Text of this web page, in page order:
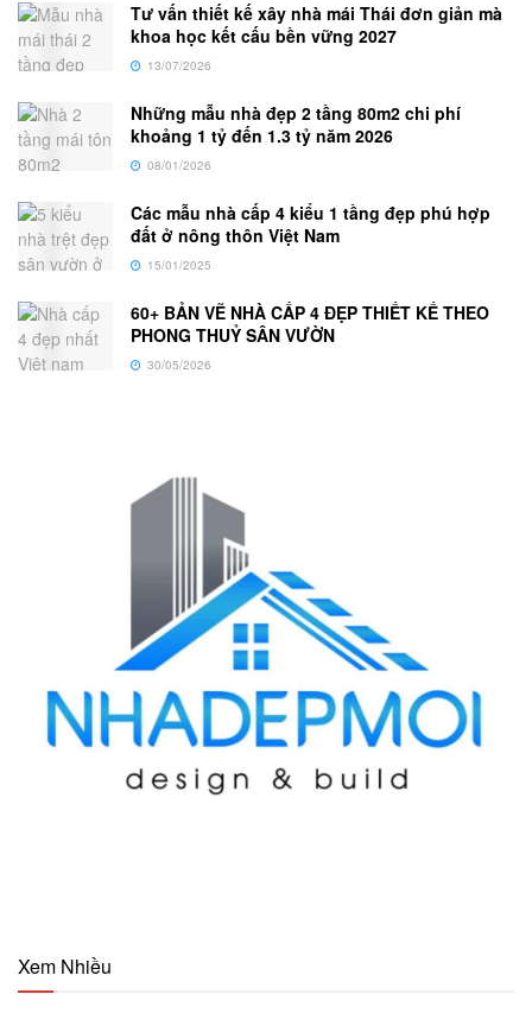
Tư vấn thiết kế xây nhà mái Thái đơn giản mà
khoa học kết cấu bền vững 2027
13/07/2026
Những mẫu nhà đẹp 2 tầng 80m2 chi phí
khoảng 1 tỷ đến 1.3 tỷ năm 2026
08/01/2026
Các mẫu nhà cấp 4 kiểu 1 tầng đẹp phú hợp
đất ở nông thôn Việt Nam
15/01/2025
60+ BẢN VẼ NHÀ CẤP 4 ĐẸP THIẾT KẾ THEO
PHONG THUỶ SÂN VƯỜN
30/05/2026
Xem Nhiều